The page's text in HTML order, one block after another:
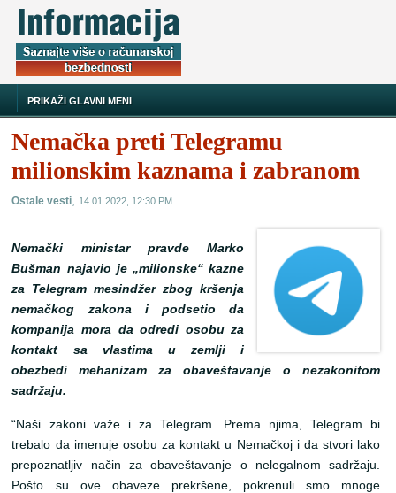
PRIKAŽI GLAVNI MENI
Nemačka preti Telegramu
milionskim kaznama i zabranom
Ostale vesti, 14.01.2022, 12:30 PM
Nemački ministar pravde Marko
Bušman najavio je „milionske“ kazne
za Telegram mesindžer zbog kršenja
nemačkog zakona i podsetio da
kompanija mora da odredi osobu za
kontakt sa vlastima u zemlji i
obezbedi mehanizam za obaveštavanje o nezakonitom
sadržaju.
“Naši zakoni važe i za Telegram. Prema njima, Telegram bi
trebalo da imenuje osobu za kontakt u Nemačkoj i da stvori lako
prepoznatljiv način za obaveštavanje o nelegalnom sadržaju.
Pošto su ove obaveze prekršene, pokrenuli smo mnoge